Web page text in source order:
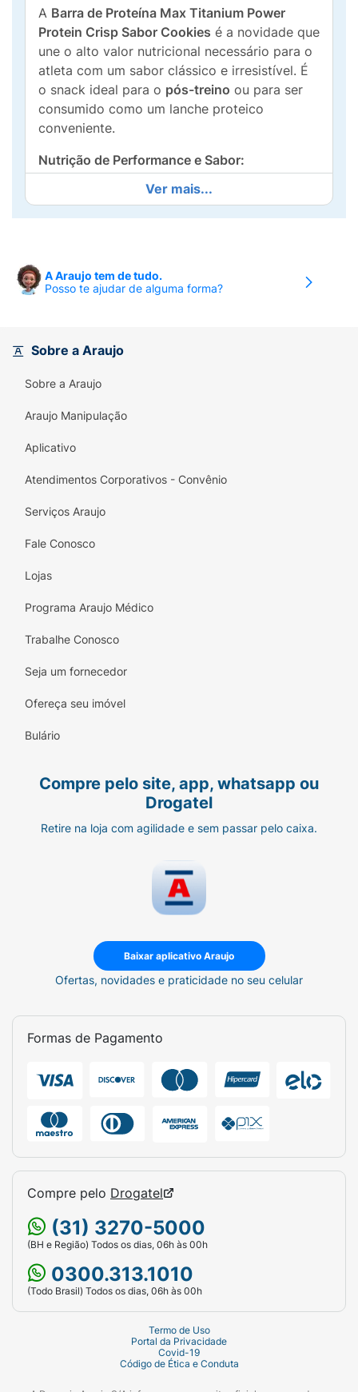
A Barra de Proteína Max Titanium Power
Protein Crisp Sabor Cookies é a novidade que
une o alto valor nutricional necessário para o
atleta com um sabor clássico e irresistível. É
o snack ideal para o pós-treino ou para ser
consumido como um lanche proteico
conveniente.
Nutrição de Performance e Sabor:
15g de Proteína:Fornece um excelente
BCAA(Aminoácidos de Cadeia Ramificada)
Crisp e Cremoso:
cremoso
Sabor Clássico:
familiar e delicioso, tornando o consumo da
consumida a qualquer hora e levar na bolsa.
Experimente o sabor de sobremesa com o
Crisp Max Titanium
Ver mais...
A Araujo tem de tudo.
Posso te ajudar de alguma forma?
Sobre a Araujo
Sobre a Araujo
Araujo Manipulação
Aplicativo
Atendimentos Corporativos - Convênio
Serviços Araujo
Fale Conosco
Lojas
Programa Araujo Médico
Trabalhe Conosco
Seja um fornecedor
Ofereça seu imóvel
Bulário
Compre pelo site, app, whatsapp ou
Drogatel
Retire na loja com agilidade e sem passar pelo caixa.
Baixar aplicativo Araujo
Ofertas, novidades e praticidade no seu celular
Formas de Pagamento
Compre pelo Drogatel
(31) 3270-5000
(BH e Região) Todos os dias, 06h às 00h
0300.313.1010
(Todo Brasil) Todos os dias, 06h às 00h
Termo de Uso
Portal da Privacidade
Covid-19
Código de Ética e Conduta